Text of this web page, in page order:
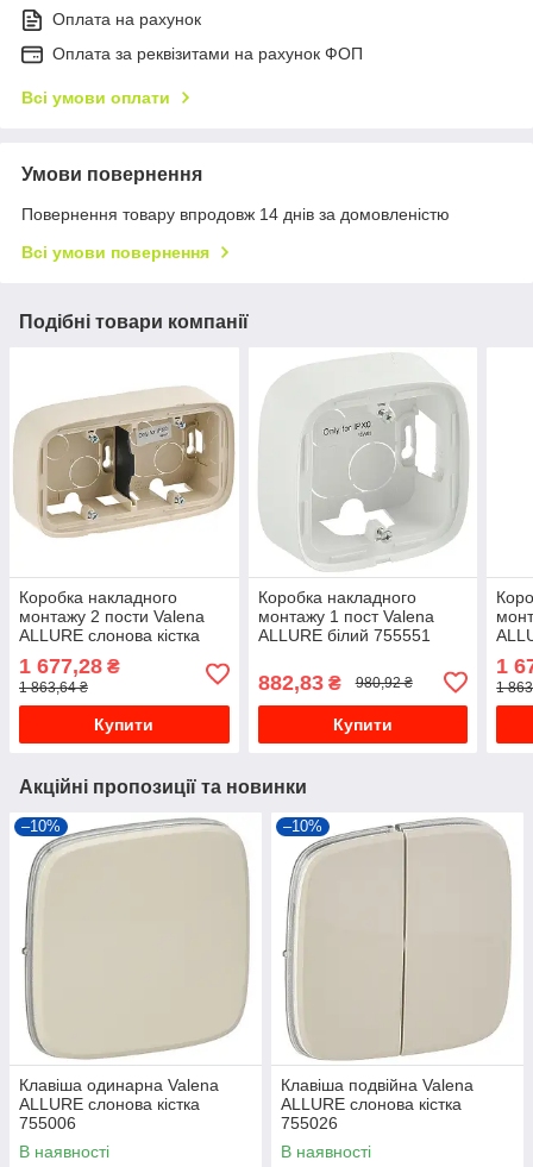
Оплата на рахунок
Оплата за реквізитами на рахунок ФОП
Всі умови оплати
Умови повернення
Повернення товару впродовж 14 днів за домовленістю
Всі умови повернення
Подібні товари компанії
Коробка накладного
монтажу 2 пости Valena
ALLURE слонова кістка
1 677,28 ₴
1 863,64 ₴
Купити
Коробка накладного
монтажу 1 пост Valena
ALLURE білий 755551
882,83₴ 980,92 ₴
Купити
1
1
Акційні пропозиції та новинки
–10%
Клавіша одинарна Valena
ALLURE слонова кістка
755006
В наявності
–10%
Клавіша подвійна Valena
ALLURE слонова кістка
755026
В наявності